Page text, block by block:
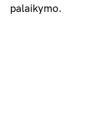
palaikymo.